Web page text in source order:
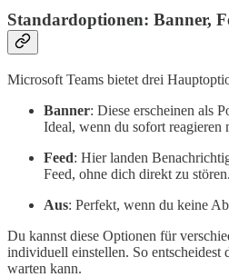
Standardoptionen: Banner,
Microsoft Teams bietet drei
Banner: Diese erscheinen als
Ideal, wenn du sofort reagieren
Feed: Hier landen
Feed, ohne dich direkt zu stören.
Aus: Perfekt, wenn du keine
Du kannst diese Optionen für
individuell einstellen. So
warten kann.